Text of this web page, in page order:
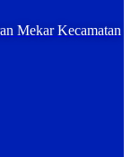
Mekar Kecamatan